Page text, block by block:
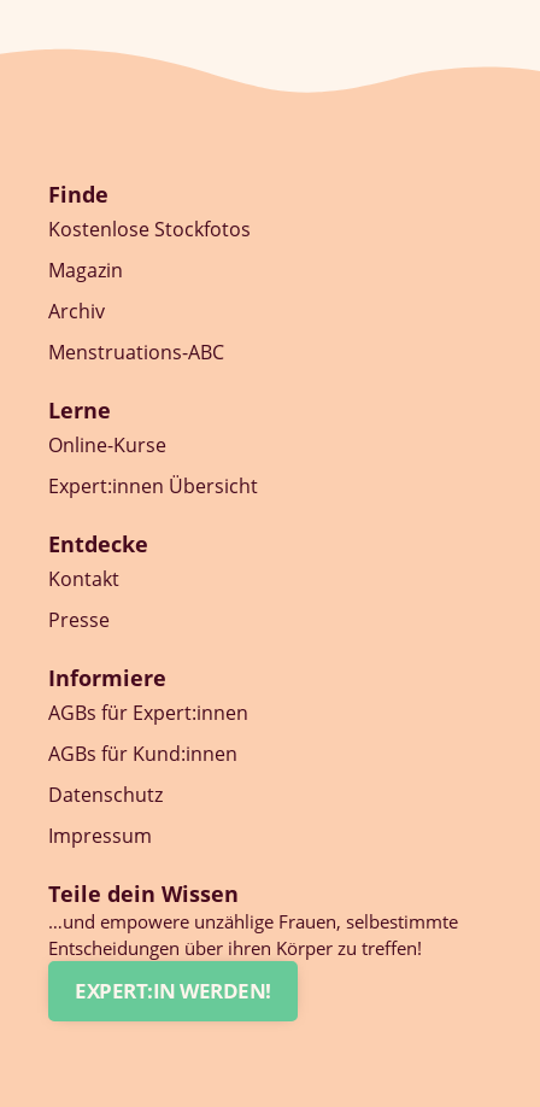
Finde
Kostenlose Stockfotos
Magazin
Archiv
Menstruations-ABC
Lerne
Online-Kurse
Expert:innen Übersicht
Entdecke
Kontakt
Presse
Informiere
AGBs für Expert:innen
AGBs für Kund:innen
Datenschutz
Impressum
Teile dein Wissen
…und empowere unzählige Frauen, selbestimmte
Entscheidungen über ihren Körper zu treffen!
EXPERT:IN WERDEN!